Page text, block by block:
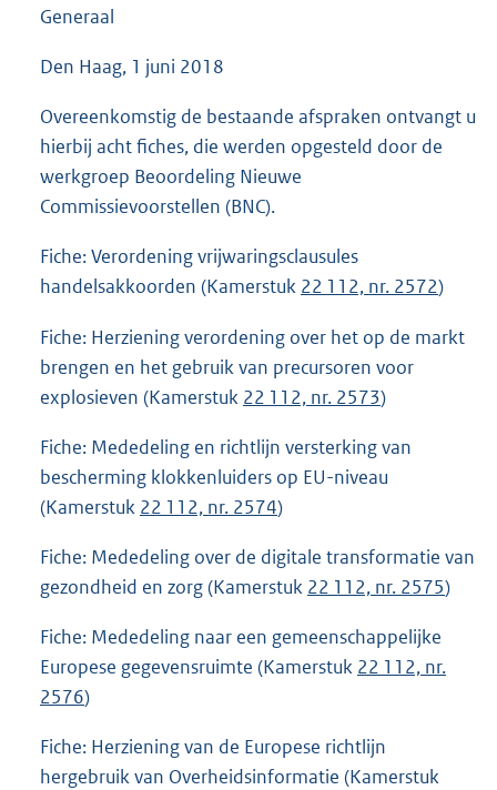
Generaal
Den Haag, 1 juni 2018
Overeenkomstig de bestaande afspraken ontvangt u
hierbij acht fiches, die werden opgesteld door de
werkgroep Beoordeling Nieuwe
Commissievoorstellen (BNC).
Fiche: Verordening vrijwaringsclausules
handelsakkoorden (Kamerstuk 22 112, nr. 2572)
Fiche: Herziening verordening over het op de markt
brengen en het gebruik van precursoren voor
explosieven (Kamerstuk 22 112, nr. 2573)
Fiche: Mededeling en richtlijn versterking van
bescherming klokkenluiders op EU-niveau
(Kamerstuk 22 112, nr. 2574)
Fiche: Mededeling over de digitale transformatie van
gezondheid en zorg (Kamerstuk 22 112, nr. 2575)
Fiche: Mededeling naar een gemeenschappelijke
Europese gegevensruimte (Kamerstuk 22 112, nr.
2576)
Fiche: Herziening van de Europese richtlijn
hergebruik van Overheidsinformatie (Kamerstuk